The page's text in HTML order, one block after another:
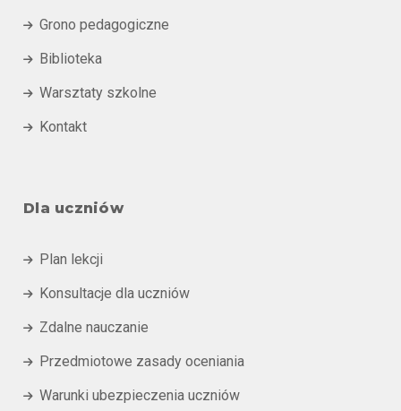
 Grono pedagogiczne
 Biblioteka
 Warsztaty szkolne
 Kontakt
Dla uczniów
 Plan lekcji
 Konsultacje dla uczniów
 Zdalne nauczanie
 Przedmiotowe zasady oceniania
 Warunki ubezpieczenia uczniów